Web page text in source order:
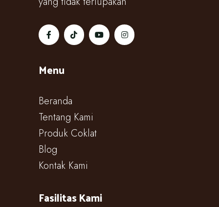
Menu
Beranda
Tentang Kami
Produk Coklat
Blog
Kontak Kami
Fasilitas Kami